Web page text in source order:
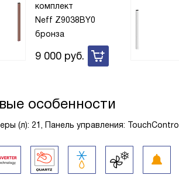
комплект
Neff Z9038BY0
бронза
9 000 руб.
особенности
(л): 21, Панель управления: TouchControl